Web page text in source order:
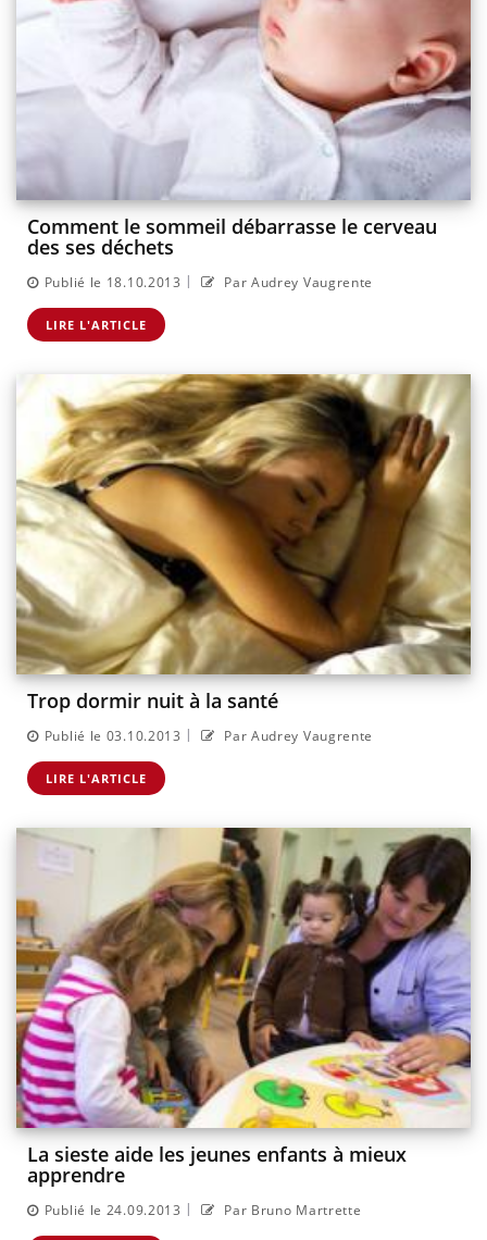
Comment le sommeil débarrasse le cerveau
des ses déchets
Publié le 18.10.2013 | Par Audrey Vaugrente
LIRE L'ARTICLE
Trop dormir nuit à la santé
Publié le 03.10.2013 | Par Audrey Vaugrente
LIRE L'ARTICLE
La sieste aide les jeunes enfants à mieux
apprendre
Publié le 24.09.2013 | Par Bruno Martrette